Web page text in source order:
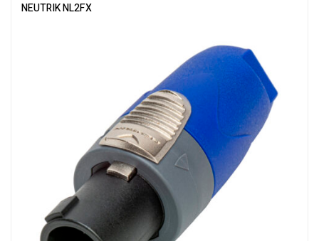
NEUTRIK NL2FX